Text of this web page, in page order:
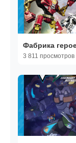
Фабрика
3 811 просмотров